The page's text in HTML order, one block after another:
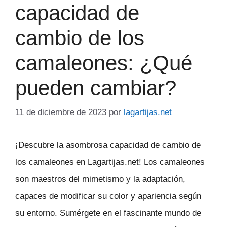
capacidad de
cambio de los
camaleones: ¿Qué
pueden cambiar?
11 de diciembre de 2023 por lagartijas.net
¡Descubre la asombrosa capacidad de cambio de
los camaleones en Lagartijas.net! Los camaleones
son maestros del mimetismo y la adaptación,
capaces de modificar su color y apariencia según
su entorno. Sumérgete en el fascinante mundo de